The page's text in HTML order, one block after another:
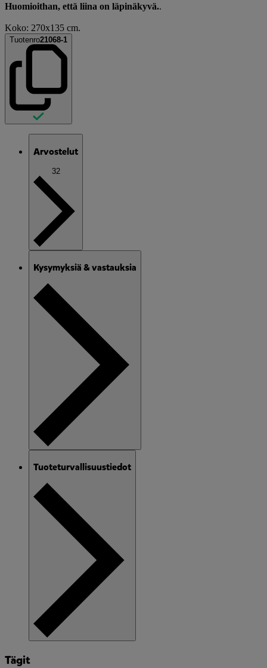
Huomioithan, että liina on läpinäkyvä..
Koko: 270x135 cm.
Tuotenro21068-1
Arvostelut
32
Kysymyksiä & vastauksia
Tuoteturvallisuustiedot
Tägit